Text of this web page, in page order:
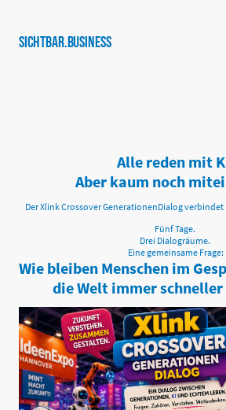
SICHTBAR.business
Alle reden mit
Aber kaum noch
Der Xlink Crossover GenerationenDialog
Fünf Tage.
Drei Dialogräume.
Eine gemeinsame Frage:
Wie bleiben Menschen im
die Welt immer